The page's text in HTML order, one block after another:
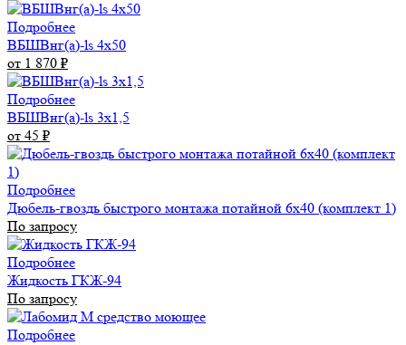
Подробнее
ВБШВнг(а)-ls 4x50
от 1 870 ₽
Подробнее
ВБШВнг(а)-ls 3х1,5
от 45 ₽
Подробнее
Дюбель-гвоздь быстрого монтажа потайной 6х40 (комплект 1)
По запросу
Подробнее
Жидкость ГКЖ-94
По запросу
Подробнее